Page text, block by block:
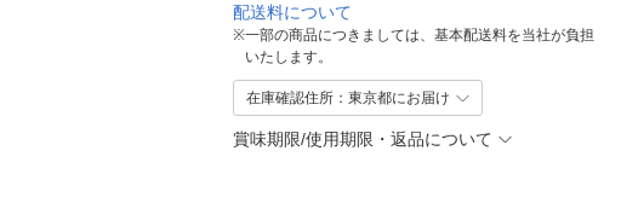
配送料について
※一部の商品につきましては、基本配送料を当社が負担
いたします。
在庫確認住所：東京都にお届け
賞味期限/使用期限・返品について